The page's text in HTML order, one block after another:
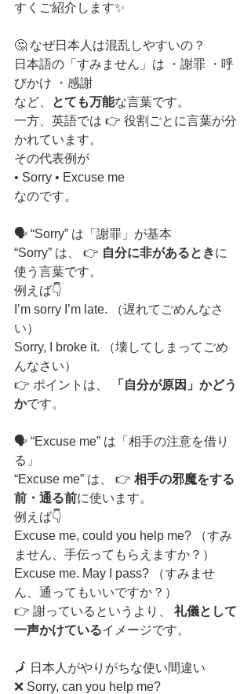
すくご紹介します✨
🤔 なぜ日本人は混乱しやすいの？
日本語の「すみません」は ・謝罪 ・呼
びかけ ・感謝
など、
とても万能な言葉です。
一方、英語では 👉 役割ごとに言葉が分
かれています。
その代表例が
• Sorry • Excuse me
なのです。
🗣️ “Sorry” は「謝罪」が基本
“Sorry” は、 👉 自分に非があるときに
使う言葉です。
例えば👇
I’m sorry I’m late. （遅れてごめんなさ
い）
Sorry, I broke it. （壊してしまってごめ
んなさい）
👉 ポイントは、
「自分が原因」かどう
かです。
🗣️ “Excuse me” は「相手の注意を借り
る」
“Excuse me” は、 👉 相手の邪魔をする
前・通る前に使います。
例えば👇
Excuse me, could you help me? （すみ
ません、手伝ってもらえますか？）
Excuse me. May I pass? （すみませ
ん、通ってもいいですか？）
👉 謝っているというより、 礼儀として
一声かけているイメージです。
🗾 日本人がやりがちな使い間違い
❌ Sorry, can you help me?